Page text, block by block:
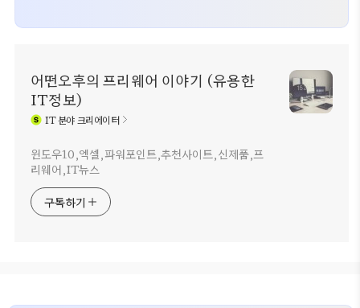
어떤오후의 프리웨어 이야기 (유용한
IT정보)
IT분야 크리에이터
윈도우10,엑셀,파워포인트,추천사이트,신제품,프
리웨어,IT뉴스
구독하기